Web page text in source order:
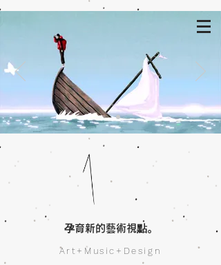
孕育新的藝術視點。
Art+Music+Design